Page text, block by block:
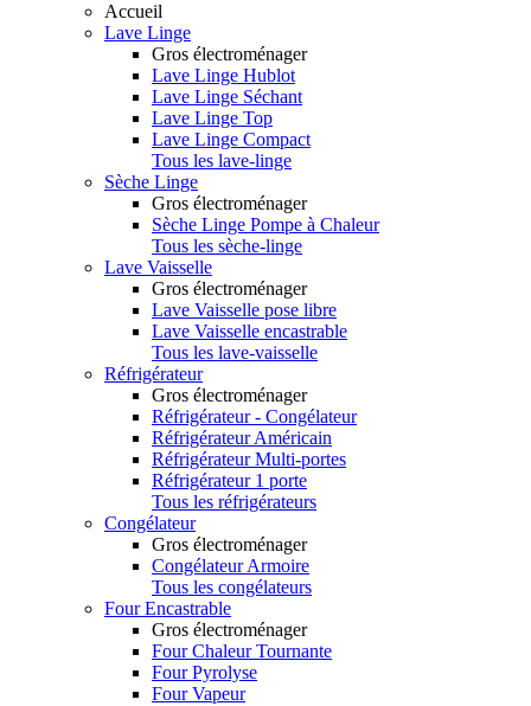
Accueil
Lave Linge
Gros électroménager
Lave Linge Hublot
Lave Linge Séchant
Lave Linge Top
Lave Linge Compact
Tous les lave-linge
Sèche Linge
Gros électroménager
Sèche Linge Pompe à Chaleur
Tous les sèche-linge
Lave Vaisselle
Gros électroménager
Lave Vaisselle pose libre
Lave Vaisselle encastrable
Tous les lave-vaisselle
Réfrigérateur
Gros électroménager
Réfrigérateur - Congélateur
Réfrigérateur Américain
Réfrigérateur Multi-portes
Réfrigérateur 1 porte
Tous les réfrigérateurs
Congélateur
Gros électroménager
Congélateur Armoire
Tous les congélateurs
Four Encastrable
Gros électroménager
Four Chaleur Tournante
Four Pyrolyse
Four Vapeur